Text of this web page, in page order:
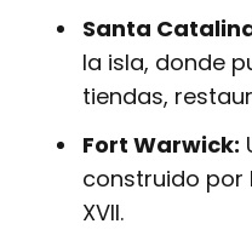
Santa
la isla, donde
tiendas,
Fort Warwick:
construido por
XVII.